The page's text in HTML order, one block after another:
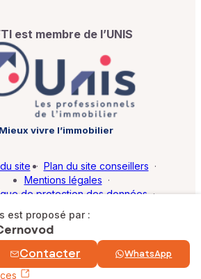
est proposé par :
Contacter WhatsApp
est membre de l’UNIS
Mieux vivre l’immobilier
2026. Tous droits réservés.
site · Plan du site conseillers ·
Mentions légales ·
de protection des données ·